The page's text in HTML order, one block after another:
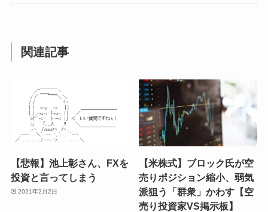
関連記事
【悲報】池上彰さん、FXを
投資と言ってしまう
2021年2月2日
【米株式】ブロック氏が空
売りポジション縮小、弱気
派狙う「群衆」かわす【空
売り投資家VS掲示板】